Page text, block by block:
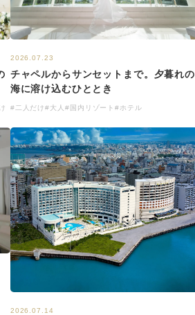
2026.07.23
チャペルからサンセットまで。夕暮れの
海に溶け込むひととき
#二人だけ#大人 #国内リゾート#ホテル
2026.07.14